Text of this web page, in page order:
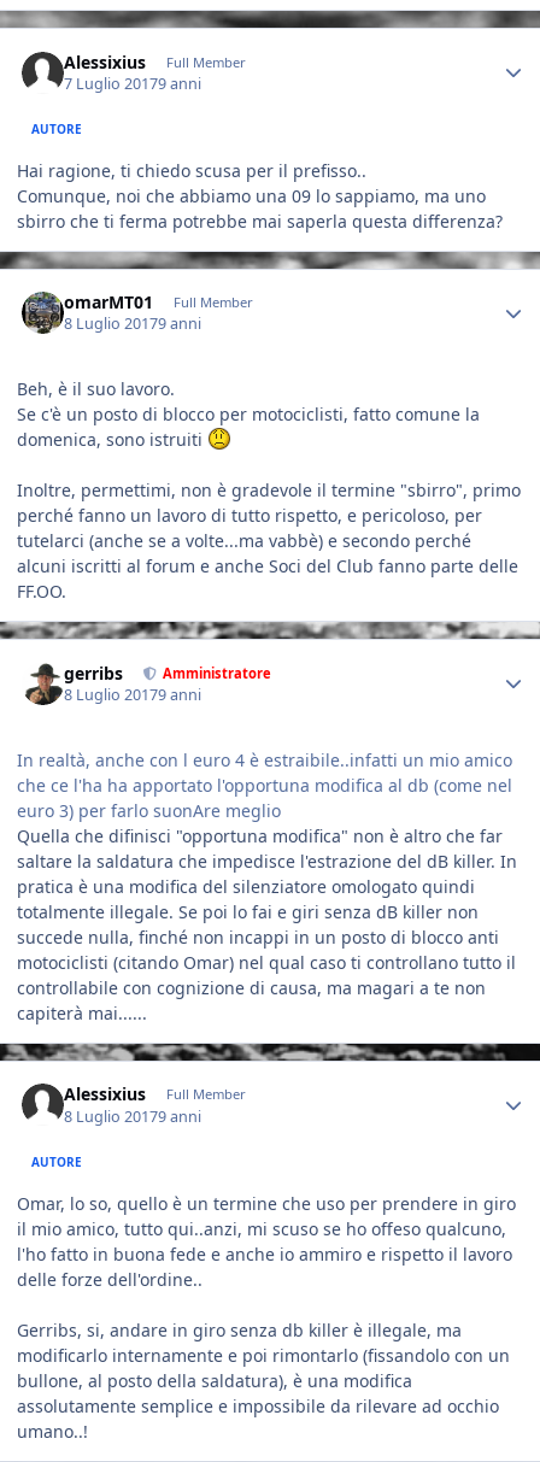
Alessixius Full Member
7 Luglio 20179 anni
AUTORE
Hai ragione, ti chiedo scusa per il prefisso..
Comunque, noi che abbiamo una 09 lo sappiamo, ma uno
sbirro che ti ferma potrebbe mai saperla questa differenza?
omarMT01 Full Member
8 Luglio 20179 anni
Beh, è il suo lavoro.
Se c'è un posto di blocco per motociclisti, fatto comune la
domenica, sono istruiti
Inoltre, permettimi, non è gradevole il termine "sbirro", primo
perché fanno un lavoro di tutto rispetto, e pericoloso, per
tutelarci (anche se a volte...ma vabbè) e secondo perché
alcuni iscritti al forum e anche Soci del Club fanno parte delle
FF.OO.
gerribs Amministratore
8 Luglio 20179 anni
In realtà, anche con l euro 4 è estraibile..infatti un mio amico
che ce l'ha ha apportato l'opportuna modifica al db (come nel
euro 3) per farlo suonAre meglio
Quella che difinisci "opportuna modifica" non è altro che far
saltare la saldatura che impedisce l'estrazione del dB killer. In
pratica è una modifica del silenziatore omologato quindi
totalmente illegale. Se poi lo fai e giri senza dB killer non
succede nulla, finché non incappi in un posto di blocco anti
motociclisti (citando Omar) nel qual caso ti controllano tutto il
controllabile con cognizione di causa, ma magari a te non
capiterà mai......
Alessixius Full Member
8 Luglio 20179 anni
AUTORE
Omar, lo so, quello è un termine che uso per prendere in giro
il mio amico, tutto qui..anzi, mi scuso se ho offeso qualcuno,
l'ho fatto in buona fede e anche io ammiro e rispetto il lavoro
delle forze dell'ordine..
Gerribs, si, andare in giro senza db killer è illegale, ma
modificarlo internamente e poi rimontarlo (fissandolo con un
bullone, al posto della saldatura), è una modifica
assolutamente semplice e impossibile da rilevare ad occhio
umano..!